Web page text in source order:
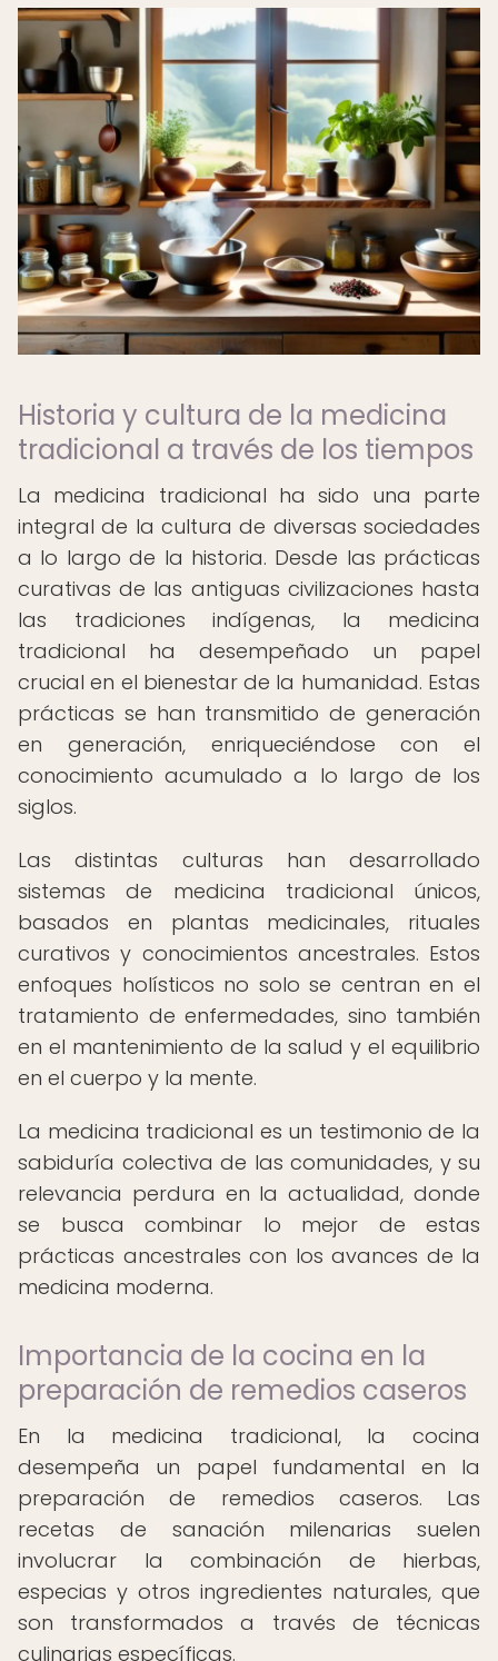
Historia y cultura de la medicina
tradicional a través de los tiempos
La medicina tradicional ha sido una parte
integral de la cultura de diversas sociedades
a lo largo de la historia. Desde las prácticas
curativas de las antiguas civilizaciones hasta
las tradiciones indígenas, la medicina
tradicional ha desempeñado un papel
crucial en el bienestar de la humanidad. Estas
prácticas se han transmitido de generación
en generación, enriqueciéndose con el
conocimiento acumulado a lo largo de los
siglos.
Las distintas culturas han desarrollado
sistemas de medicina tradicional únicos,
basados en plantas medicinales, rituales
curativos y conocimientos ancestrales. Estos
enfoques holísticos no solo se centran en el
tratamiento de enfermedades, sino también
en el mantenimiento de la salud y el equilibrio
en el cuerpo y la mente.
La medicina tradicional es un testimonio de la
sabiduría colectiva de las comunidades, y su
relevancia perdura en la actualidad, donde
se busca combinar lo mejor de estas
prácticas ancestrales con los avances de la
medicina moderna.
Importancia de la cocina en la
preparación de remedios caseros
En la medicina tradicional, la cocina
desempeña un papel fundamental en la
preparación de remedios caseros. Las
recetas de sanación milenarias suelen
involucrar la combinación de hierbas,
especias y otros ingredientes naturales, que
son transformados a través de técnicas
culinarias específicas.